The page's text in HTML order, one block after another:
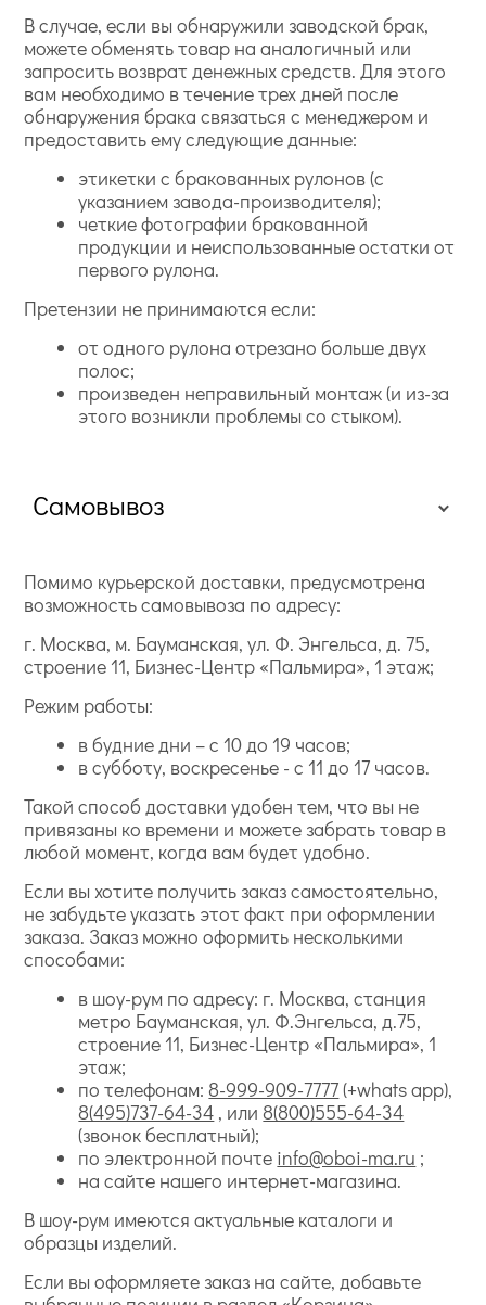
В случае, если вы обнаружили заводской брак,
можете обменять товар на аналогичный или
запросить возврат денежных средств. Для этого
вам необходимо в течение трех дней после
обнаружения брака связаться с менеджером и
предоставить ему следующие данные:
этикетки с бракованных рулонов (с
указанием завода-производителя);
четкие фотографии бракованной
продукции и неиспользованные остатки от
первого рулона.
Претензии не принимаются если:
от одного рулона отрезано больше двух
полос;
произведен неправильный монтаж (и из-за
этого возникли проблемы со стыком).
Самовывоз
Помимо курьерской доставки, предусмотрена
возможность самовывоза по адресу:
г. Москва, м. Бауманская, ул. Ф. Энгельса, д. 75,
строение 11, Бизнес-Центр «Пальмира», 1 этаж;
Режим работы:
в будние дни – с 10 до 19 часов;
в субботу, воскресенье - с 11 до 17 часов.
Такой способ доставки удобен тем, что вы не
привязаны ко времени и можете забрать товар в
любой момент, когда вам будет удобно.
Если вы хотите получить заказ самостоятельно,
не забудьте указать этот факт при оформлении
заказа. Заказ можно оформить несколькими
способами:
в шоу-рум по адресу: г. Москва, станция
метро Бауманская, ул. Ф.Энгельса, д.75,
строение 11, Бизнес-Центр «Пальмира», 1
этаж;
по телефонам: 8-999-909-7777(+whats app),
8(495)737-64-34 , или 8(800)555-64-34
(звонок бесплатный);
по электронной почте info@oboi-ma.ru ;
на сайте нашего интернет-магазина.
В шоу-рум имеются актуальные каталоги и
образцы изделий.
Если вы оформляете заказ на сайте, добавьте